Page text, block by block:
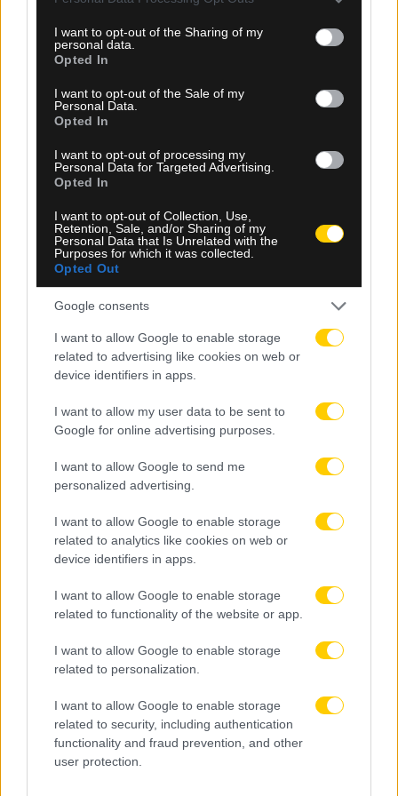
not limited to your visit or usage behaviour. You may click to
grant or deny consent to Google and its third-party tags to
use your data for below specified purposes in below Google
consent section.
I want to opt-out of the Sharing of my
personal data.
Opted In
I want to opt-out of the Sale of my
Personal Data.
Opted In
I want to opt-out of processing my
Personal Data for Targeted Advertising.
Opted In
I want to opt-out of Collection, Use,
Retention, Sale, and/or Sharing of my
Personal Data that Is Unrelated with the
Purposes for which it was collected.
Opted Out
Google consents
I want to allow Google to enable storage
related to advertising like cookies on web or
device identifiers in apps.
I want to allow my user data to be sent to
Google for online advertising purposes.
I want to allow Google to send me
personalized advertising.
I want to allow Google to enable storage
related to analytics like cookies on web or
device identifiers in apps.
I want to allow Google to enable storage
related to functionality of the website or app.
I want to allow Google to enable storage
related to personalization.
I want to allow Google to enable storage
related to security, including authentication
functionality and fraud prevention, and other
user protection.
07.08.2026, 13:50
Αττική: Τρεις συλλήψεις για εισαγωγή 18 κιλών
κάνναβης μέσω του «Ελ. Βενιζέλος»